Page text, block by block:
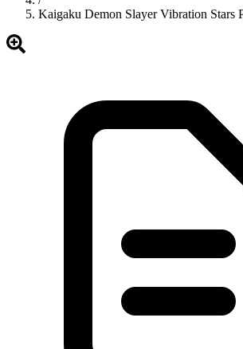
Kaigaku Demon Slayer Vibration Stars